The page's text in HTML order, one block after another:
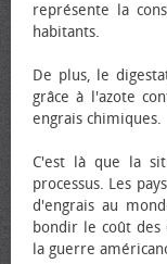
représente la
habitants.
De plus, le
grâce à l'azote
engrais chimiques.
C'est là que la
processus. Les
d'engrais au
bondir le coût des
la guerre